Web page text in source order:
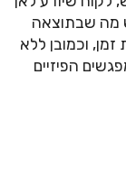
מה שבתוצאה
וכמובן ללא
הפיזיים